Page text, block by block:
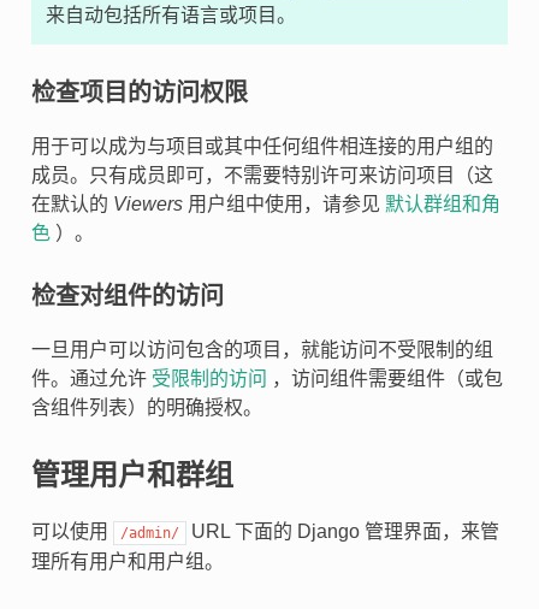
来自动包括所有语言或项目。
检查项目的访问权限
用于可以成为与项目或其中任何组件相连接的用户组的
成员。只有成员即可，不需要特别许可来访问项目（这
在默认的 Viewers用户组中使用，请参见 默认群组和角
色）。
检查对组件的访问
一旦用户可以访问包含的项目，就能访问不受限制的组
件。通过允许 受限制的访问 ，访问组件需要组件（或包
含组件列表）的明确授权。
管理用户和群组
可以使用 /admin/
URL 下面的 Django 管理界面，来管
理所有用户和用户组。